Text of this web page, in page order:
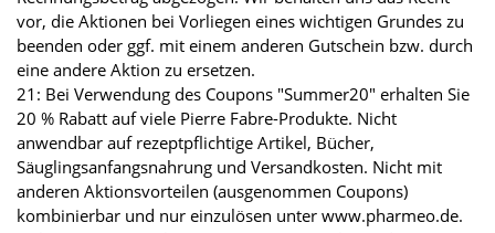
vor, die Aktionen bei Vorliegen eines wichtigen Grundes zu
beenden oder ggf. mit einem anderen Gutschein bzw. durch
eine andere Aktion zu ersetzen.
21: Bei Verwendung des Coupons "Summer20" erhalten Sie
20 % Rabatt auf viele Pierre Fabre-Produkte. Nicht
anwendbar auf rezeptpflichtige Artikel, Bücher,
Säuglingsanfangsnahrung und Versandkosten. Nicht mit
anderen Aktionsvorteilen (ausgenommen Coupons)
kombinierbar und nur einzulösen unter www.pharmeo.de.